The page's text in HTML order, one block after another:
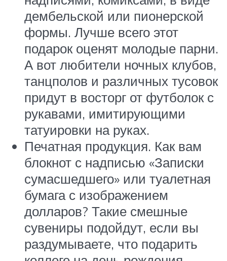
дембельской или пионерской
формы. Лучше всего этот
подарок оценят молодые парни.
А вот любители ночных клубов,
танцполов и различных тусовок
придут в восторг от футболок с
рукавами, имитирующими
татуировки на руках.
Печатная продукция. Как вам
блокнот с надписью «Записки
сумасшедшего» или туалетная
бумага с изображением
долларов? Такие смешные
сувениры подойдут, если вы
раздумываете, что подарить